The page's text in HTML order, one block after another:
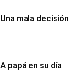
Una mala decisión
A papá en su día